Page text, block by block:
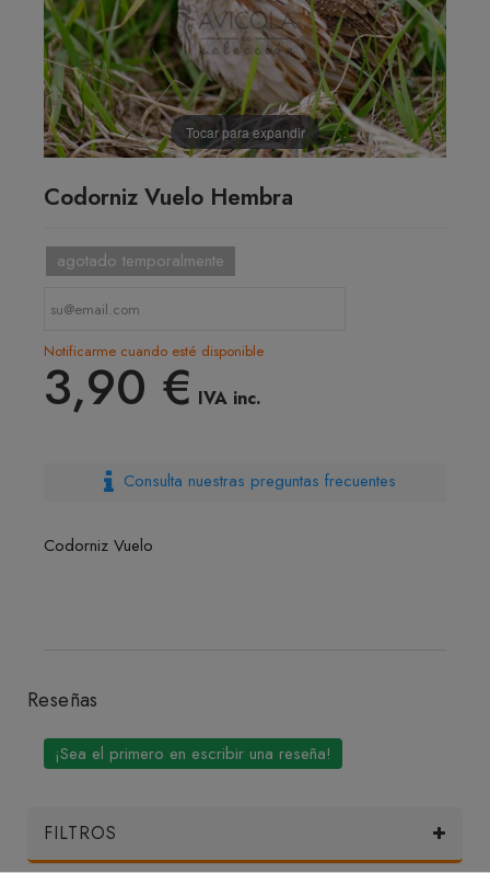
Tocar para expandir
Codorniz Vuelo Hembra
agotado temporalmente
Notificarme cuando esté disponible
3,90 € IVA inc.
Consulta nuestras preguntas frecuentes
Codorniz Vuelo
Reseñas
¡Sea el primero en escribir una reseña!
FILTROS